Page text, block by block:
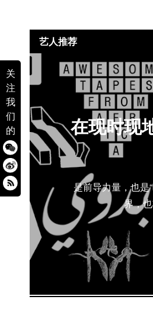
关
注
我
们
的
在现时现
是前导力量，也是
界，
艺人推荐